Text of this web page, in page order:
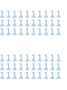
1 1 1 1 1 1 1 1 1 1
1 1 1 1 1 1 1 1 1 1
1 1 1 1 1 1 1 1 1 1
1 1 1 1 1 1 1 1 1 1
1 1 1 1 1 1 1 1 1 1
1 1 1 1 1 1 1 1 1 1